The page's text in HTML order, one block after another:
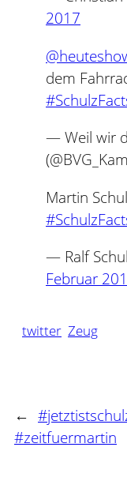
2017
dem
— Weil wir
Martin
— Ralf
Februar
twitter Zeug
←
#zeitfuermartin